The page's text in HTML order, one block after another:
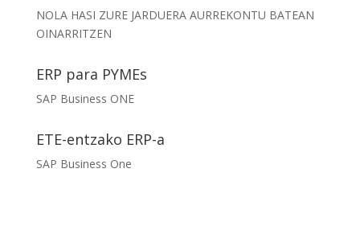
NOLA HASI ZURE JARDUERA AURREKONTU BATEAN
OINARRITZEN
ERP para PYMEs
SAP Business ONE
ETE-entzako ERP-a
SAP Business One